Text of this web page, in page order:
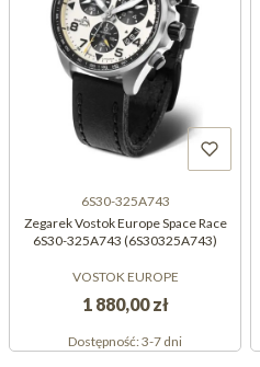
6S30-325A743
Zegarek Vostok Europe Space Race
6S30-325A743 (6S30325A743)
VOSTOK EUROPE
1 880,00 zł
Dostępność:3-7 dni